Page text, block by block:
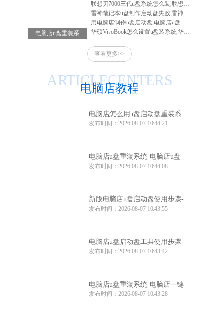
电脑店u盘重装系
联想刃7000三代u盘系统怎么装,联想刃7000怎么重装系统
雷神笔记本u盘制作启动盘失败,雷神笔记本u盘启动不了
用电脑店制作u盘启动盘,电脑店u盘启动盘制作工具教程
华硕VivoBook怎么设置u盘装系统,华硕vivobook如何重装系统
查看更多>>
电脑店教程
ARTICLECENTERS
电脑店怎么用u盘启动盘重装系
统-电脑店怎么使用u盘重装系统
发布时间：2026-08-07 10:44:21
电脑店u盘重装系统-电脑店u盘
重装系统步骤
发布时间：2026-08-07 10:44:08
新版电脑店u盘启动盘使用步骤-
电脑店u盘启动教程
发布时间：2026-08-07 10:43:55
电脑店u盘启动盘工具使用步骤-
电脑店u盘启动盘制作工具
发布时间：2026-08-07 10:43:42
电脑店u盘重装系统-电脑店一键
u盘重装系统
发布时间：2026-08-07 10:43:28